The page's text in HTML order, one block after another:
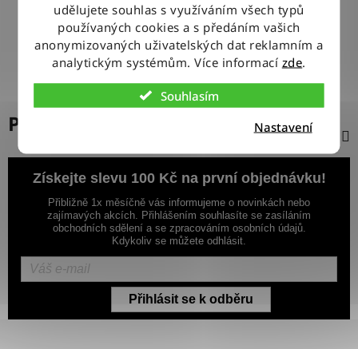
udělujete souhlas s využíváním všech typů
používaných cookies a s předáním vašich
anonymizovaných uživatelských dat reklamním a
analytickým systémům. Více informací zde.
Souhlasím
Nastavení
VÝMĚNA ZBOŽÍ ZDARMA
Nevyhovující zboží zdarma vyměníme do 14 dnů od jeho
doručení
Popis
Získejte slevu 100 Kč na první objednávku!
Přibližně 1x měsíčně vás informujeme o novinkách nebo
zajímavých akcích. Přihlášením souhlasíte se zasíláním
obchodních sdělení a se zpracováním osobních údajů.
Kdykoliv se můžete odhlásit.
Přihlásit se k odběru
Z